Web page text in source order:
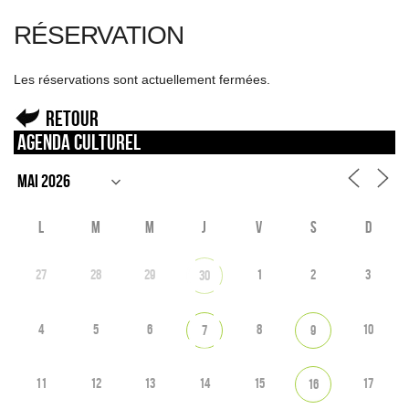
RÉSERVATION
Les réservations sont actuellement fermées.
Retour
Agenda culturel
L M M J V S D
27 28 29 30 1 2 3
4 5 6 7 8 9 10
11 12 13 14 15 16 17